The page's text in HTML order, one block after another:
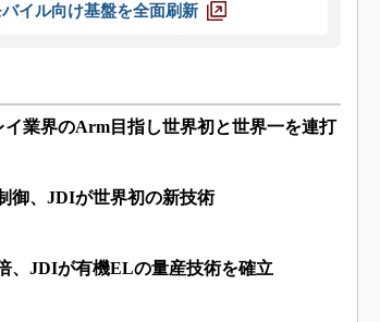
イル向け基盤を全面刷新
業界のArm目指し世界初と世界一を連打
御、JDIが世界初の新技術
、JDIが有機ELの量産技術を確立